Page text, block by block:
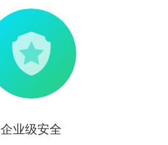
企业级安全